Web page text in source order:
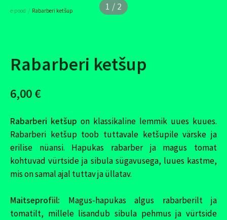
e-pood / Rabarberi ketšup 1 / 2
Rabarberi ketšup
6,00 €
Rabarberi ketšup on klassikaline lemmik uues kuues.
Rabarberi ketšup toob tuttavale ketšupile värske ja
erilise nüansi. Hapukas rabarber ja magus tomat
kohtuvad vürtside ja sibula sügavusega, luues kastme,
mis on samal ajal tuttav ja üllatav.
Maitseprofiil: Magus-hapukas algus rabarberilt ja
tomatilt, millele lisandub sibula pehmus ja vürtside